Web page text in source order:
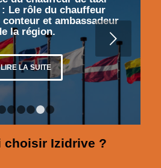
Le rôle du chauffeur
et ambassadeur
la région.
LIRE LA SUITE
3
choisir Izidrive ?